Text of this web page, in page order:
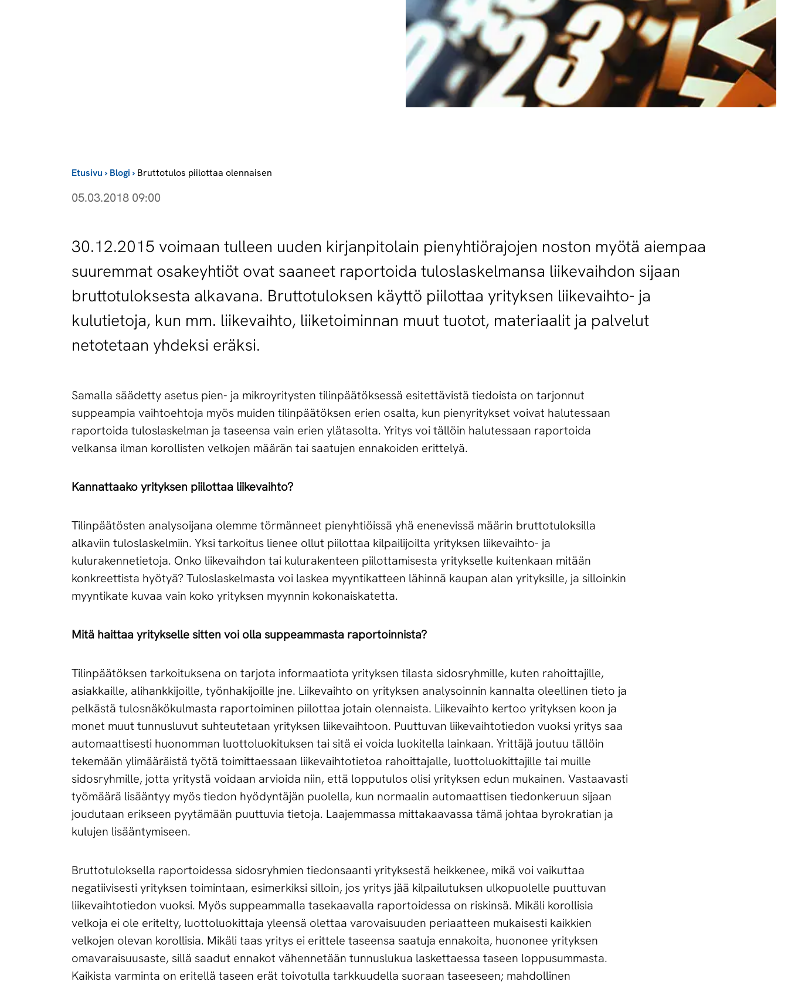
Etusivu › Blogi › Bruttotulos piilottaa olennaisen
05.03.2018 09:00
30.12.2015 voimaan tulleen uuden kirjanpitolain pienyhtiörajojen noston myötä aiempaa
suuremmat osakeyhtiöt ovat saaneet raportoida tuloslaskelmansa liikevaihdon sijaan
bruttotuloksesta alkavana. Bruttotuloksen käyttö piilottaa yrityksen liikevaihto- ja
kulutietoja, kun mm. liikevaihto, liiketoiminnan muut tuotot, materiaalit ja palvelut
netotetaan yhdeksi eräksi.
Samalla säädetty asetus pien- ja mikroyritysten tilinpäätöksessä esitettävistä tiedoista on tarjonnut
suppeampia vaihtoehtoja myös muiden tilinpäätöksen erien osalta, kun pienyritykset voivat halutessaan
raportoida tuloslaskelman ja taseensa vain erien ylätasolta. Yritys voi tällöin halutessaan raportoida
velkansa ilman korollisten velkojen määrän tai saatujen ennakoiden erittelyä.
Kannattaako yrityksen piilottaa liikevaihto?
Tilinpäätösten analysoijana olemme törmänneet pienyhtiöissä yhä enenevissä määrin bruttotuloksilla
alkaviin tuloslaskelmiin. Yksi tarkoitus lienee ollut piilottaa kilpailijoilta yrityksen liikevaihto- ja
kulurakennetietoja. Onko liikevaihdon tai kulurakenteen piilottamisesta yritykselle kuitenkaan mitään
konkreettista hyötyä? Tuloslaskelmasta voi laskea myyntikatteen lähinnä kaupan alan yrityksille, ja silloinkin
myyntikate kuvaa vain koko yrityksen myynnin kokonaiskatetta.
Mitä haittaa yritykselle sitten voi olla suppeammasta raportoinnista?
Tilinpäätöksen tarkoituksena on tarjota informaatiota yrityksen tilasta sidosryhmille, kuten rahoittajille,
asiakkaille, alihankkijoille, työnhakijoille jne. Liikevaihto on yrityksen analysoinnin kannalta oleellinen tieto ja
pelkästä tulosnäkökulmasta raportoiminen piilottaa jotain olennaista. Liikevaihto kertoo yrityksen koon ja
monet muut tunnusluvut suhteutetaan yrityksen liikevaihtoon. Puuttuvan liikevaihtotiedon vuoksi yritys saa
automaattisesti huonomman luottoluokituksen tai sitä ei voida luokitella lainkaan. Yrittäjä joutuu tällöin
tekemään ylimääräistä työtä toimittaessaan liikevaihtotietoa rahoittajalle, luottoluokittajille tai muille
sidosryhmille, jotta yritystä voidaan arvioida niin, että lopputulos olisi yrityksen edun mukainen. Vastaavasti
työmäärä lisääntyy myös tiedon hyödyntäjän puolella, kun normaalin automaattisen tiedonkeruun sijaan
joudutaan erikseen pyytämään puuttuvia tietoja. Laajemmassa mittakaavassa tämä johtaa byrokratian ja
kulujen lisääntymiseen.
Bruttotuloksella raportoidessa sidosryhmien tiedonsaanti yrityksestä heikkenee, mikä voi vaikuttaa
negatiivisesti yrityksen toimintaan, esimerkiksi silloin, jos yritys jää kilpailutuksen ulkopuolelle puuttuvan
liikevaihtotiedon vuoksi. Myös suppeammalla tasekaavalla raportoidessa on riskinsä. Mikäli korollisia
velkoja ei ole eritelty, luottoluokittaja yleensä olettaa varovaisuuden periaatteen mukaisesti kaikkien
velkojen olevan korollisia. Mikäli taas yritys ei erittele taseensa saatuja ennakoita, huononee yrityksen
omavaraisuusaste, sillä saadut ennakot vähennetään tunnuslukua laskettaessa taseen loppusummasta.
Kaikista varminta on eritellä taseen erät toivotulla tarkkuudella suoraan taseeseen; mahdollinen